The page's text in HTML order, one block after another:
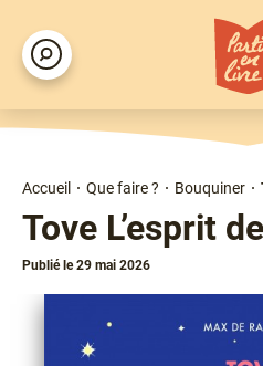
Aller
au
contenu
principal
Rechercher
d'Ariane
Accueil Que faire ? Bouquiner
Tove L’esprit
Publié le 29 mai 2026